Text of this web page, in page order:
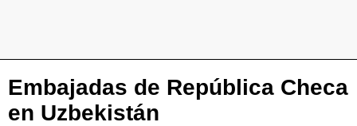
Embajadas de República Checa
en Uzbekistán